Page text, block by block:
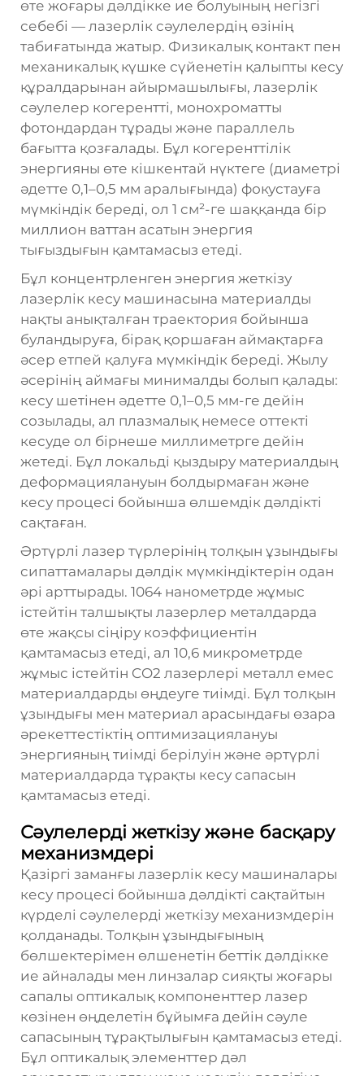
өте жоғары дәлдікке ие болуының негізгі
себебі — лазерлік сәулелердің өзінің
табиғатында жатыр. Физикалық контакт пен
механикалық күшке сүйенетін қалыпты кесу
құралдарынан айырмашылығы, лазерлік
сәулелер когерентті, монохроматты
фотондардан тұрады және параллель
бағытта қозғалады. Бұл когеренттілік
энергияны өте кішкентай нүктеге (диаметрі
әдетте 0,1–0,5 мм аралығында) фокустауға
мүмкіндік береді, ол 1 см²-ге шаққанда бір
миллион ваттан асатын энергия
тығыздығын қамтамасыз етеді.
Бұл концентрленген энергия жеткізу
лазерлік кесу машинасына материалды
нақты анықталған траектория бойынша
буландыруға, бірақ қоршаған аймақтарға
әсер етпей қалуға мүмкіндік береді. Жылу
әсерінің аймағы минималды болып қалады:
кесу шетінен әдетте 0,1–0,5 мм-ге дейін
созылады, ал плазмалық немесе оттекті
кесуде ол бірнеше миллиметрге дейін
жетеді. Бұл локальді қыздыру материалдың
деформациялануын болдырмаған және
кесу процесі бойынша өлшемдік дәлдікті
сақтаған.
Әртүрлі лазер түрлерінің толқын ұзындығы
сипаттамалары дәлдік мүмкіндіктерін одан
әрі арттырады. 1064 нанометрде жұмыс
істейтін талшықты лазерлер металдарда
өте жақсы сіңіру коэффициентін
қамтамасыз етеді, ал 10,6 микрометрде
жұмыс істейтін CO2 лазерлері металл емес
материалдарды өңдеуге тиімді. Бұл толқын
ұзындығы мен материал арасындағы өзара
әрекеттестіктің оптимизациялануы
энергияның тиімді берілуін және әртүрлі
материалдарда тұрақты кесу сапасын
қамтамасыз етеді.
Сәулелерді жеткізу және басқару
механизмдері
Қазіргі заманғы лазерлік кесу машиналары
кесу процесі бойынша дәлдікті сақтайтын
күрделі сәулелерді жеткізу механизмдерін
қолданады. Толқын ұзындығының
бөлшектерімен өлшенетін беттік дәлдікке
ие айналады мен линзалар сияқты жоғары
сапалы оптикалық компоненттер лазер
көзінен өңделетін бұйымға дейін сәуле
сапасының тұрақтылығын қамтамасыз етеді.
Бұл оптикалық элементтер дәл